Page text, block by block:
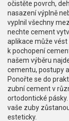
očistěte povrch,
nasazení výplně
vyplnil všechny
nechte cement
aplikace může
k pochopení
našem výběru
cementu, postupy
Ponořte se do
zubní cement v
ortodontické
vaše zuby
esteticky.